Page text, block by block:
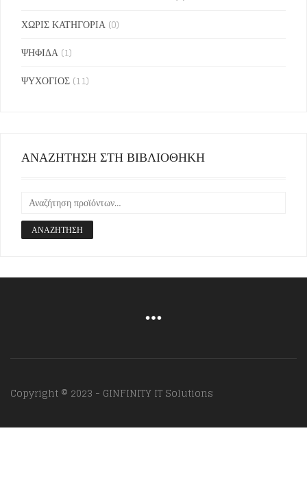
ΧΩΡΙΣ ΚΑΤΗΓΟΡΙΑ (0)
ΨΗΦΙΔΑ (1)
ΨΥΧΟΓΙΟΣ (11)
ΑΝΑΖΗΤΗΣΗ ΣΤΗ ΒΙΒΛΙΟΘΗΚΗ
ΑΝΑΖΉΤΗΣΗ
Copyright © 2023 - GINFINITY IT Solutions